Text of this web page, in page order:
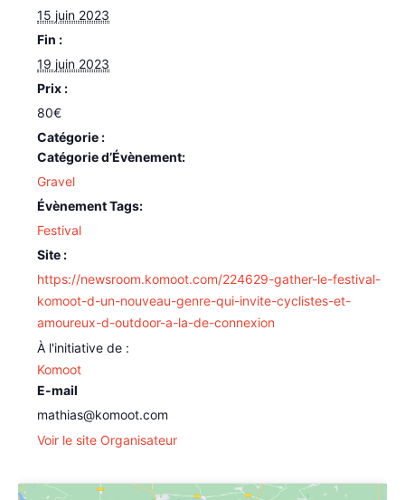
15 juin 2023
Fin :
19 juin 2023
Prix :
80€
Catégorie d’Évènement:
Gravel
Évènement Tags:
Festival
Site :
https://newsroom.komoot.com/224629-gather-le-festival-
komoot-d-un-nouveau-genre-qui-invite-cyclistes-et-
amoureux-d-outdoor-a-la-de-connexion
Komoot
E-mail
mathias@komoot.com
Voir le site Organisateur